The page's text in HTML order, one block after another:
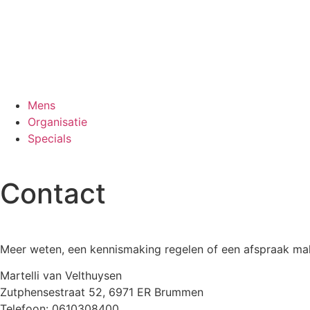
Mens
Organisatie
Specials
Contact
Meer weten, een kennismaking regelen of een afspraak
Martelli van Velthuysen
Zutphensestraat 52, 6971 ER Brummen